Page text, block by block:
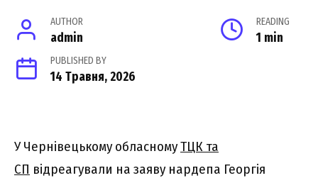
AUTHOR
admin
READING
1 min
PUBLISHED BY
14 Травня, 2026
У Чернівецькому обласномуТЦК та
СП відреагували на заяву нардепа Георгія